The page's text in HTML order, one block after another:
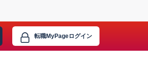
転職MyPageログイン